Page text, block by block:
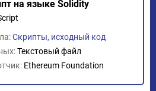
на языке Solidity
Скрипты, исходный код
Текстовый файл
Ethereum Foundation